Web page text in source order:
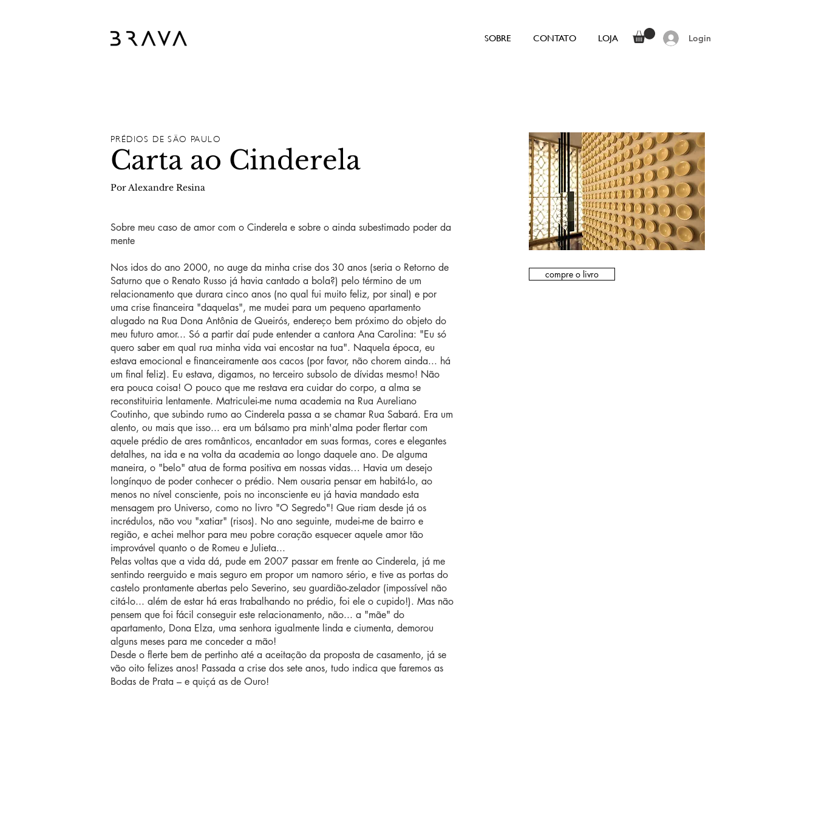
PRÉDIOS DE SÃO PAULO
Carta ao Cinderela
Por Alexandre Resina
Sobre meu caso de amor com o Cinderela e sobre o ainda subestimado poder da
mente
Nos idos do ano 2000, no auge da minha crise dos 30 anos (seria o Retorno de
Saturno que o Renato Russo já havia cantado a bola?) pelo término de um
relacionamento que durara cinco anos (no qual fui muito feliz, por sinal) e por
uma crise financeira "daquelas", me mudei para um pequeno apartamento
alugado na Rua Dona Antônia de Queirós, endereço bem próximo do objeto do
meu futuro amor... Só a partir daí pude entender a cantora Ana Carolina: "Eu só
quero saber em qual rua minha vida vai encostar na tua". Naquela época, eu
estava emocional e financeiramente aos cacos (por favor, não chorem ainda... há
um final feliz). Eu estava, digamos, no terceiro subsolo de dívidas mesmo! Não
era pouca coisa! O pouco que me restava era cuidar do corpo, a alma se
reconstituiria lentamente. Matriculei-me numa academia na Rua Aureliano
Coutinho, que subindo rumo ao Cinderela passa a se chamar Rua Sabará. Era um
alento, ou mais que isso... era um bálsamo pra minh'alma poder flertar com
aquele prédio de ares românticos, encantador em suas formas, cores e elegantes
detalhes, na ida e na volta da academia ao longo daquele ano. De alguma
maneira, o "belo" atua de forma positiva em nossas vidas… Havia um desejo
longínquo de poder conhecer o prédio. Nem ousaria pensar em habitá-lo, ao
menos no nível consciente, pois no inconsciente eu já havia mandado esta
mensagem pro Universo, como no livro "O Segredo"! Que riam desde já os
incrédulos, não vou "xatiar" (risos). No ano seguinte, mudei-me de bairro e
região, e achei melhor para meu pobre coração esquecer aquele amor tão
improvável quanto o de Romeu e Julieta...
Pelas voltas que a vida dá, pude em 2007 passar em frente ao Cinderela, já me
sentindo reerguido e mais seguro em propor um namoro sério, e tive as portas do
castelo prontamente abertas pelo Severino, seu guardião-zelador (impossível não
citá-lo... além de estar há eras trabalhando no prédio, foi ele o cupido!). Mas não
pensem que foi fácil conseguir este relacionamento, não... a "mãe" do
apartamento, Dona Elza, uma senhora igualmente linda e ciumenta, demorou
alguns meses para me conceder a mão!
Desde o flerte bem de pertinho até a aceitação da proposta de casamento, já se
vão oito felizes anos! Passada a crise dos sete anos, tudo indica que faremos as
Bodas de Prata – e quiçá as de Ouro!
compre o livro
Login
SOBRE CONTATO LOJA